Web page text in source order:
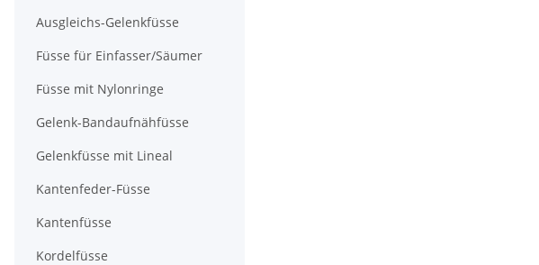
Ausgleichs-Gelenkfüsse
Füsse für Einfasser/Säumer
Füsse mit Nylonringe
Gelenk-Bandaufnähfüsse
Gelenkfüsse mit Lineal
Kantenfeder-Füsse
Kantenfüsse
Kordelfüsse